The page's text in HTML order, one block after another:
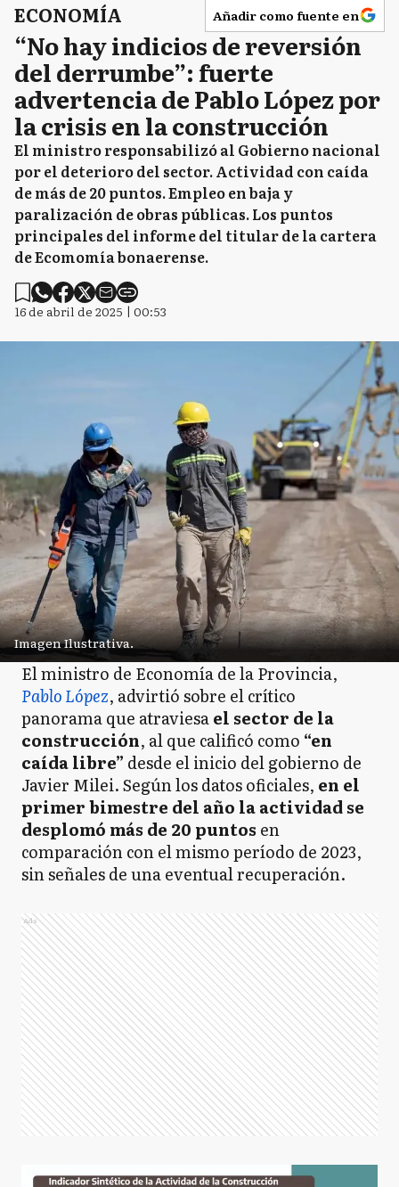
ECONOMÍA Añadir como fuente en
“No hay indicios de reversión
del derrumbe”: fuerte
advertencia de Pablo López por
la crisis en la construcción
El ministro responsabilizó al Gobierno nacional
por el deterioro del sector. Actividad con caída
de más de 20 puntos. Empleo en baja y
paralización de obras públicas. Los puntos
principales del informe del titular de la cartera
de Ecomomía bonaerense.
16 de abril de 2025 | 00:53
Imagen Ilustrativa.
El ministro de Economía de la Provincia,
Pablo López, advirtió sobre el crítico
panorama que atraviesael sector de la
construcción, al que calificó como “en
caída libre” desde el inicio del gobierno de
Javier Milei. Según los datos oficiales, en el
primer bimestre del año la actividad se
desplomó más de 20 puntos en
comparación con el mismo período de 2023,
sin señales de una eventual recuperación.
Ads